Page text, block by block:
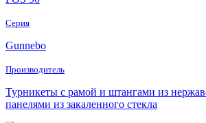
Серия
Gunnebo
Производитель
Турникеты с рамой и штангами из
панелями из закаленного стекла